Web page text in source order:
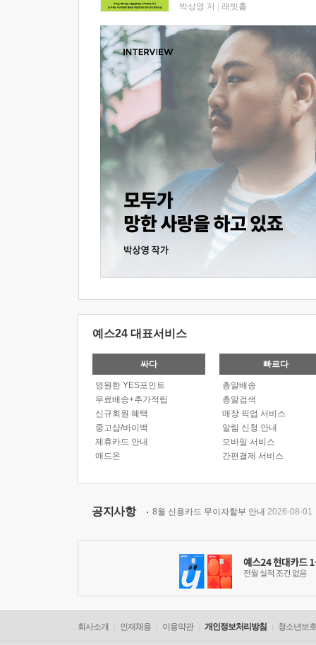
박상영 저 래빗홀
예스24 대표서비스
싸다
영원한 YES포인트
무료배송+추가적립
신규회원 혜택
중고샵/바이백
제휴카드 안내
애드온
빠르다
총알배송
총알검색
매장 픽업 서비스
알림 신청 안내
모바일 서비스
간편결제 서비스
공지사항 8월 신용카드 무이자할부 안내 2026-08-01
회사소개 인재채용 이용약관 개인정보처리방침 청소년보